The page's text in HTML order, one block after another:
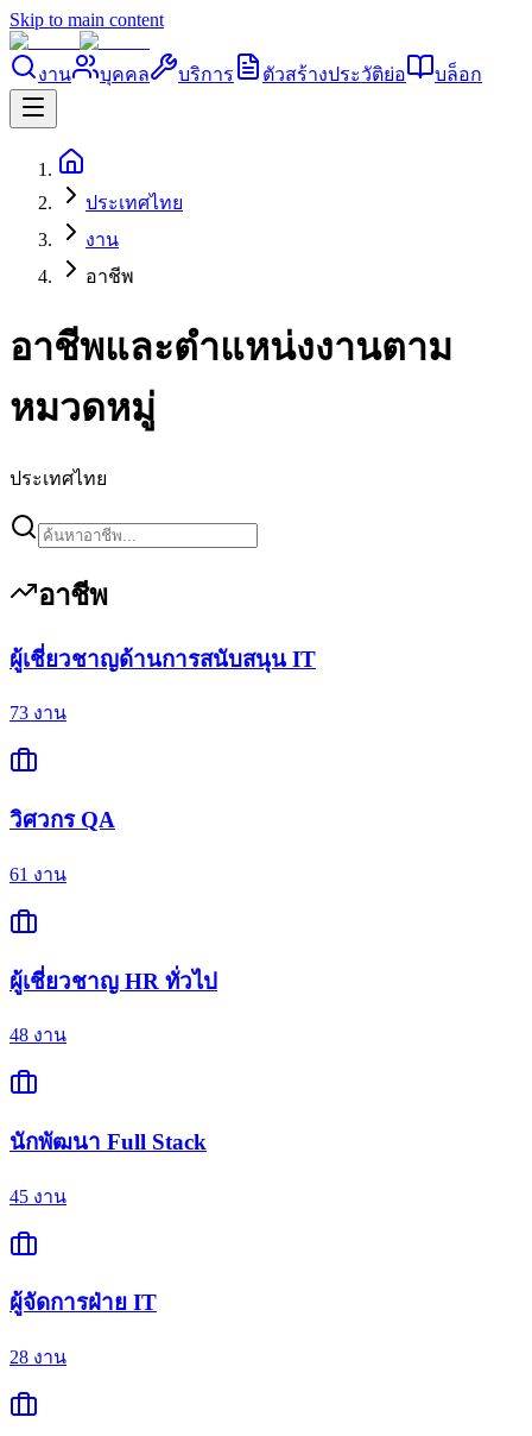
Skip to main content
งาน บุคคล บริการ ตัวสร้างประวัติย่อ บล็อก
ประเทศไทย
งาน
อาชีพ
อาชีพและตำแหน่งงานตาม
หมวดหมู่
ประเทศไทย
อาชีพ
ผู้เชี่ยวชาญด้านการสนับสนุน IT
73 งาน
วิศวกร QA
61 งาน
ผู้เชี่ยวชาญ HR ทั่วไป
48 งาน
นักพัฒนา Full Stack
45 งาน
ผู้จัดการฝ่าย IT
28 งาน